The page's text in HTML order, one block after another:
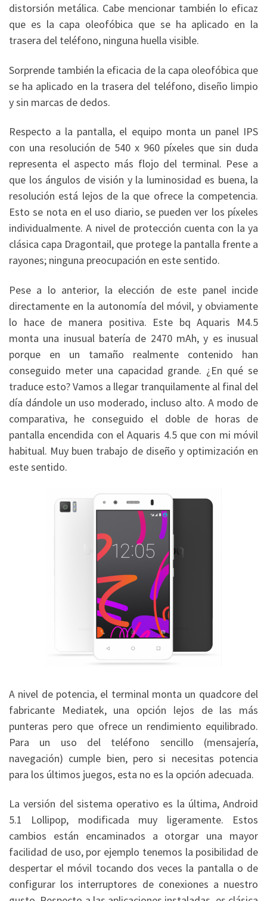
distorsión metálica. Cabe mencionar también lo eficaz
que es la capa oleofóbica que se ha aplicado en la
trasera del teléfono, ninguna huella visible.
Sorprende también la eficacia de la capa oleofóbica que
se ha aplicado en la trasera del teléfono, diseño limpio
y sin marcas de dedos.
Respecto a la pantalla, el equipo monta un panel IPS
con una resolución de 540 x 960 píxeles que sin duda
representa el aspecto más flojo del terminal. Pese a
que los ángulos de visión y la luminosidad es buena, la
resolución está lejos de la que ofrece la competencia.
Esto se nota en el uso diario, se pueden ver los píxeles
individualmente. A nivel de protección cuenta con la ya
clásica capa Dragontail, que protege la pantalla frente a
rayones; ninguna preocupación en este sentido.
Pese a lo anterior, la elección de este panel incide
directamente en la autonomía del móvil, y obviamente
lo hace de manera positiva. Este bq Aquaris M4.5
monta una inusual batería de 2470 mAh, y es inusual
porque en un tamaño realmente contenido han
conseguido meter una capacidad grande. ¿En qué se
traduce esto? Vamos a llegar tranquilamente al final del
día dándole un uso moderado, incluso alto. A modo de
comparativa, he conseguido el doble de horas de
pantalla encendida con el Aquaris 4.5 que con mi móvil
habitual. Muy buen trabajo de diseño y optimización en
este sentido.
A nivel de potencia, el terminal monta un quadcore del
fabricante Mediatek, una opción lejos de las más
punteras pero que ofrece un rendimiento equilibrado.
Para un uso del teléfono sencillo (mensajería,
navegación) cumple bien, pero si necesitas potencia
para los últimos juegos, esta no es la opción adecuada.
La versión del sistema operativo es la última, Android
5.1 Lollipop, modificada muy ligeramente. Estos
cambios están encaminados a otorgar una mayor
facilidad de uso, por ejemplo tenemos la posibilidad de
despertar el móvil tocando dos veces la pantalla o de
configurar los interruptores de conexiones a nuestro